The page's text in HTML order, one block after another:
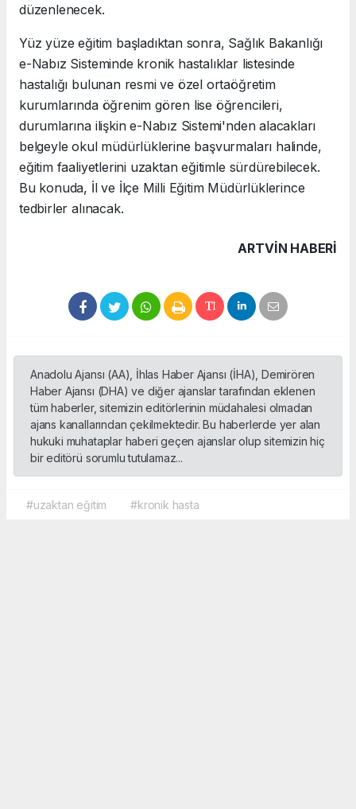
düzenlenecek.
Yüz yüze eğitim başladıktan sonra, Sağlık Bakanlığı
e-Nabız Sisteminde kronik hastalıklar listesinde
hastalığı bulunan resmi ve özel ortaöğretim
kurumlarında öğrenim gören lise öğrencileri,
durumlarına ilişkin e-Nabız Sistemi'nden alacakları
belgeyle okul müdürlüklerine başvurmaları halinde,
eğitim faaliyetlerini uzaktan eğitimle sürdürebilecek.
Bu konuda, İl ve İlçe Milli Eğitim Müdürlüklerince
tedbirler alınacak.
ARTVIN HABERİ
Anadolu Ajansı (AA), İhlas Haber Ajansı (İHA), Demirören
Haber Ajansı (DHA) ve diğer ajanslar tarafından eklenen
tüm haberler, sitemizin editörlerinin müdahalesi olmadan
ajans kanallarından çekilmektedir. Bu haberlerde yer alan
hukuki muhataplar haberi geçen ajanslar olup sitemizin hiç
bir editörü sorumlu tutulamaz...
#uzaktan eğitim #kronik hasta